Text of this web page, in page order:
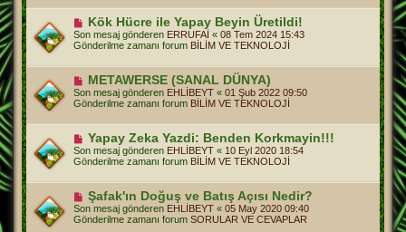
e
s
a
j
Y
e
n
i
e
s
a
j
Kök Hücre ile Yapay Beyin Üretildi!
Son mesaj gönderen ERRUFAİ « 08 Tem 2024 15:43
Gönderilme zamanı forum BİLİM VE TEKNOLOJİ
Y
e
n
i
e
a
j
METAWERSE (SANAL DÜNYA)
Son mesaj gönderen EHLİBEYT « 01 Şub 2022 09:50
Gönderilme zamanı forum BİLİM VE TEKNOLOJİ
Y
n
i
s
a
j
Yapay Zeka Yazdi: Benden Korkmayin!!!
Son mesaj gönderen EHLİBEYT « 10 Eyl 2020 18:54
Gönderilme zamanı forum BİLİM VE TEKNOLOJİ
Y
e
n
i
Şafak'ın Doğuş ve Batış Açısı Nedir?
Son mesaj gönderen EHLİBEYT « 05 May 2020 09:40
Gönderilme zamanı forum SORULAR VE CEVAPLAR